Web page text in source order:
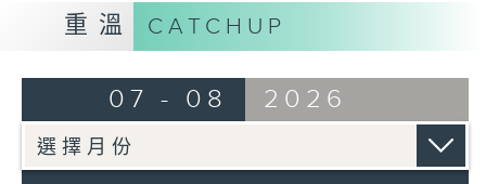
Andris Nelsons (conductor)
Impromptu, Op. 9 即興曲
Traditional Han Zheng Music 廣東漢
重溫 CATCHUP
07 - 08 2026